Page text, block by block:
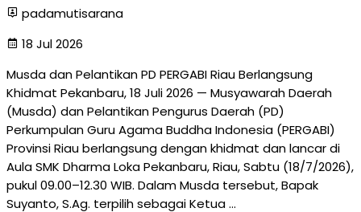
padamutisarana
18 Jul 2026
Musda dan Pelantikan PD PERGABI Riau Berlangsung
Khidmat Pekanbaru, 18 Juli 2026 — Musyawarah Daerah
(Musda) dan Pelantikan Pengurus Daerah (PD)
Perkumpulan Guru Agama Buddha Indonesia (PERGABI)
Provinsi Riau berlangsung dengan khidmat dan lancar di
Aula SMK Dharma Loka Pekanbaru, Riau, Sabtu (18/7/2026),
pukul 09.00–12.30 WIB. Dalam Musda tersebut, Bapak
Suyanto, S.Ag. terpilih sebagai Ketua …